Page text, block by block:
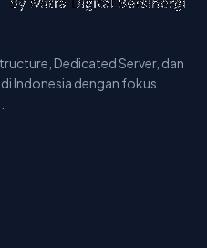
Dedicated Server, dan
Indonesia dengan fokus